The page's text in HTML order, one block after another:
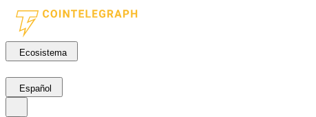
Ecosistema
Español